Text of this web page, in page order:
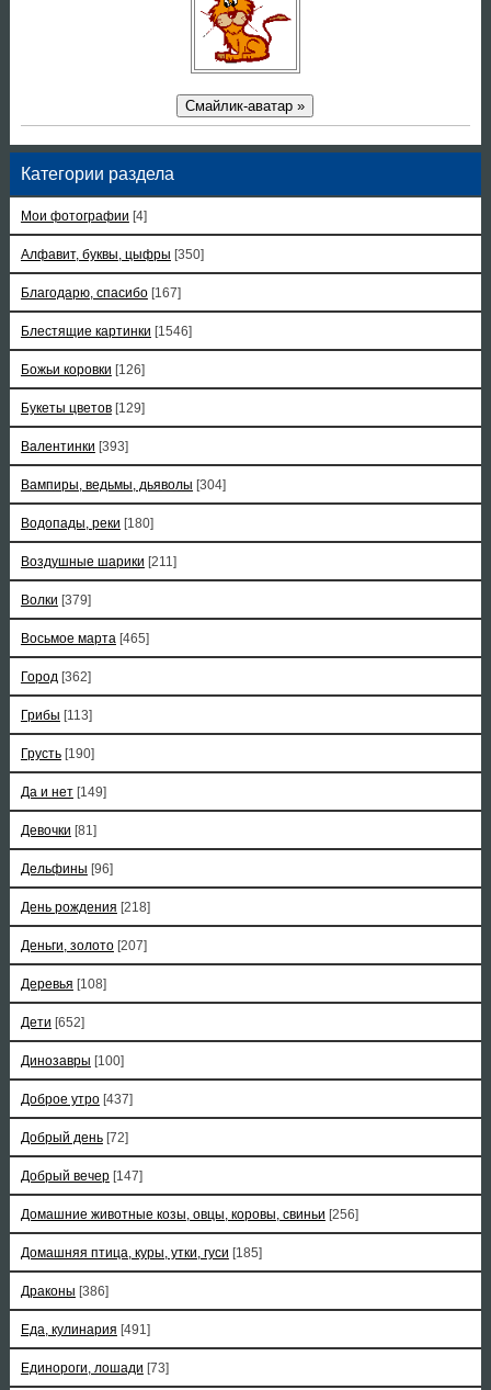
Смайлик-аватар »
Категории раздела
Мои фотографии [4]
Алфавит, буквы, цыфры [350]
Благодарю, спасибо [167]
Блестящие картинки [1546]
Божьи коровки [126]
Букеты цветов [129]
Валентинки [393]
Вампиры, ведьмы, дьяволы [304]
Водопады, реки [180]
Воздушные шарики [211]
Волки [379]
Восьмое марта [465]
Город [362]
Грибы [113]
Грусть [190]
Да и нет [149]
Девочки [81]
Дельфины [96]
День рождения [218]
Деньги, золото [207]
Деревья [108]
Дети [652]
Динозавры [100]
Доброе утро [437]
Добрый день [72]
Добрый вечер [147]
Домашние животные козы, овцы, коровы, свиньи [256]
Домашняя птица, куры, утки, гуси [185]
Драконы [386]
Еда, кулинария [491]
Единороги, лошади [73]